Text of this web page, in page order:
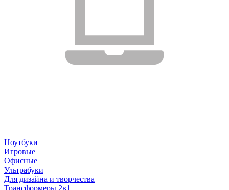
Ноутбуки
Игровые
Офисные
Ультрабуки
Для дизайна и творчества
Трансформеры 2в1